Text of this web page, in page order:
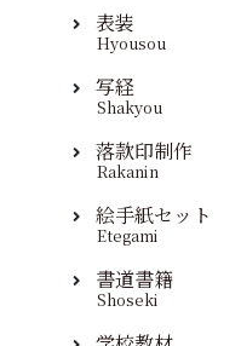
表装
Hyousou
写経
Shakyou
落款印制作
Rakanin
絵手紙セット
Etegami
書道書籍
Shoseki